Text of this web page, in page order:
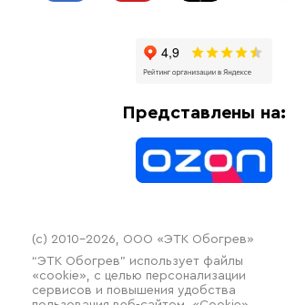
Отопительное оборудование
Представлены на:
(c) 2010–2026, ООО «ЭТК Обогрев»
“ЭТК Обогрев” использует файлы
«cookie», с целью персонализации
сервисов и повышения удобства